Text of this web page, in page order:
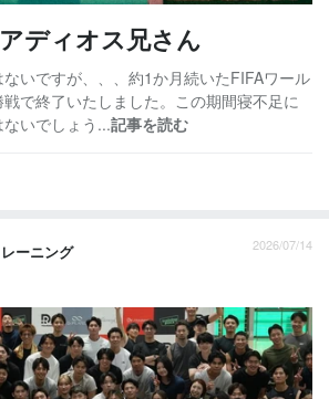
ディオス兄さん
いですが、、、約1か月続いたFIFAワール
戦で終了いたしました。この期間寝不足に
いでしょう...記事を読む
ーニング 2026/07/14